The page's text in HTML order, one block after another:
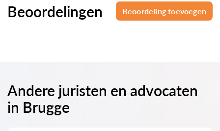
Beoordelingen Beoordeling toevoegen
Andere juristen en advocaten
in Brugge